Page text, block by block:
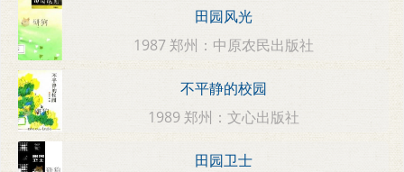
田园风光
1987 郑州：中原农民出版社
不平静的校园
1989 郑州：文心出版社
田园卫士